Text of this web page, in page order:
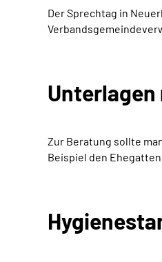
Der Sprechtag in
Zur Beratung sollte
Beispiel den